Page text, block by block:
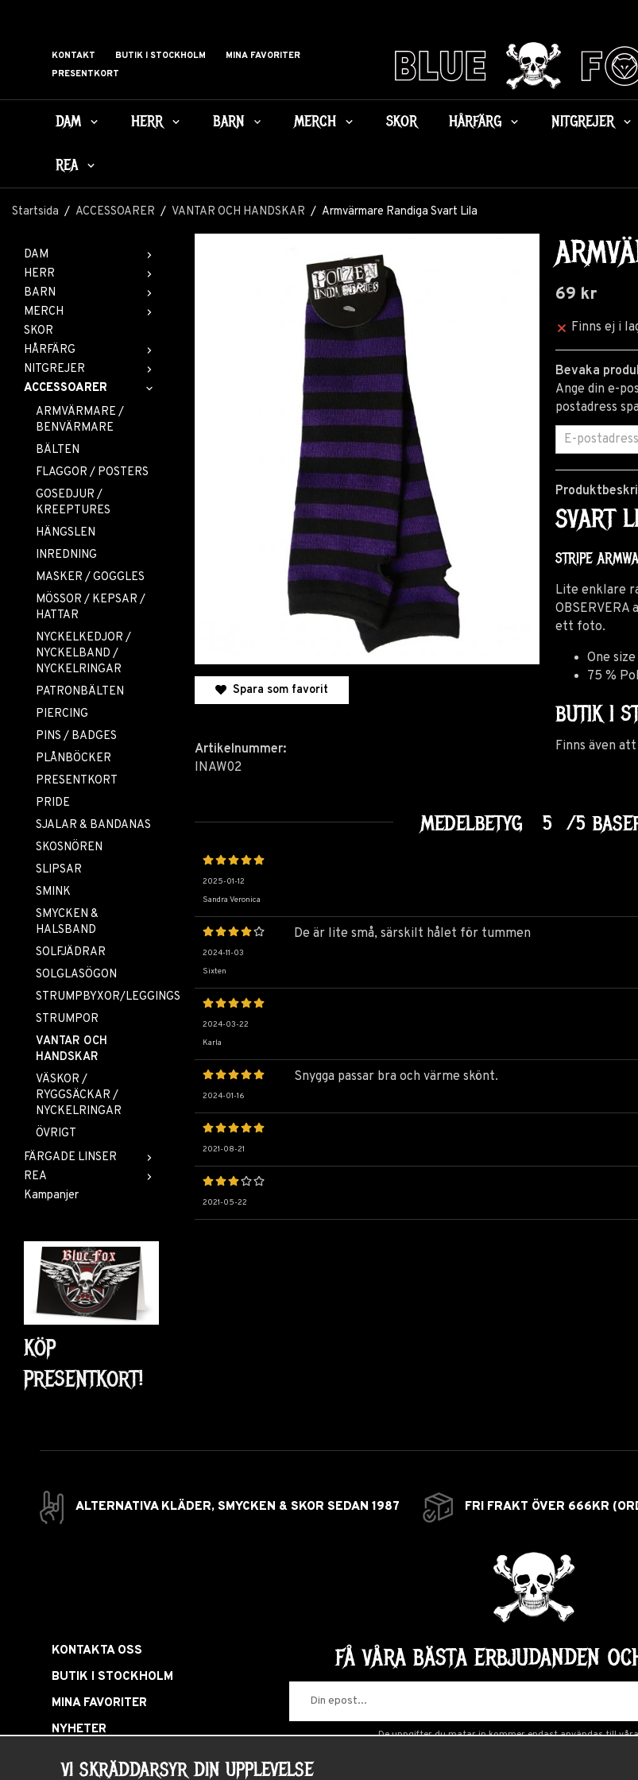
KONTAKT BUTIK I STOCKHOLM
MINA FAVORITER
PRESENTKORT
DAM HERR BARN MERCH SKOR HÅRFÄRG NITGREJER
REA
Startsida / ACCESSOARER / VANTAR OCH HANDSKAR / Armvärmare Randiga Svart Lila
DAM
HERR
BARN
MERCH
SKOR
HÅRFÄRG
NITGREJER
ACCESSOARER
ARMVÄRMARE /
BENVÄRMARE
BÄLTEN
FLAGGOR / POSTERS
GOSEDJUR /
KREEPTURES
HÄNGSLEN
INREDNING
MASKER / GOGGLES
MÖSSOR / KEPSAR /
HATTAR
NYCKELKEDJOR /
NYCKELBAND /
NYCKELRINGAR
PATRONBÄLTEN
PIERCING
PINS / BADGES
PLÅNBÖCKER
PRESENTKORT
PRIDE
SJALAR & BANDANAS
SKOSNÖREN
SLIPSAR
SMINK
SMYCKEN &
HALSBAND
SOLFJÄDRAR
SOLGLASÖGON
STRUMPBYXOR/LEGGINGS
STRUMPOR
VANTAR OCH
HANDSKAR
VÄSKOR /
RYGGSÄCKAR /
NYCKELRINGAR
ÖVRIGT
FÄRGADE LINSER
REA
Kampanjer
KÖP
PRESENTKORT!
Spara som favorit
69 kr
Finns ej i
Bevaka
Ange din e-
postadress
SVART
STRIPE
Lite enklare
ett foto.
One
75 %
BUTIK I
Finns även
Artikelnummer:
INAW02
MEDELBETYG 5 /5
2025-01-12
Sandra Veronica
2024-11-03
Sixten
De är lite små, särskilt hålet för tummen
2024-03-22
Karla
2024-01-16
Snygga passar bra och värme skönt.
2021-08-21
2021-05-22
ALTERNATIVA KLÄDER, SMYCKEN & SKOR SEDAN 1987 FRI FRAKT ÖVER 666KR
KONTAKTA OSS
BUTIK I STOCKHOLM
MINA FAVORITER
NYHETER
FÅ VÅRA BÄSTA ERBJUDANDEN
De uppgifter du matar in kommer endast användas till
VI SKRÄDDARSYR DIN UPPLEVELSE